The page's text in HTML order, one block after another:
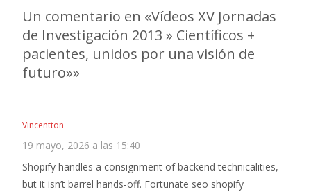
Un comentario en «Vídeos XV Jornadas
de Investigación 2013 » Científicos +
pacientes, unidos por una visión de
futuro»»
Vincentton
19 mayo, 2026 a las 15:40
Shopify handles a consignment of backend technicalities,
but it isn’t barrel hands-off. Fortunate seo shopify